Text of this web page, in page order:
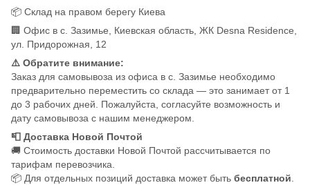
📦 Склад на правом берегу Киева
🏢 Офис в с. Зазимье, Киевская область, ЖК Desna Residence,
ул. Придорожная, 12
⚠️ Обратите внимание:
Заказ для самовывоза из офиса в с. Зазимье необходимо
предварительно переместить со склада — это занимает от 1
до 3 рабочих дней. Пожалуйста, согласуйте возможность и
дату самовывоза с нашим менеджером.
📮 Доставка Новой Почтой
🚚 Стоимость доставки Новой Почтой рассчитывается по
тарифам перевозчика.
📦 Для отдельных позиций доставка может быть бесплатной